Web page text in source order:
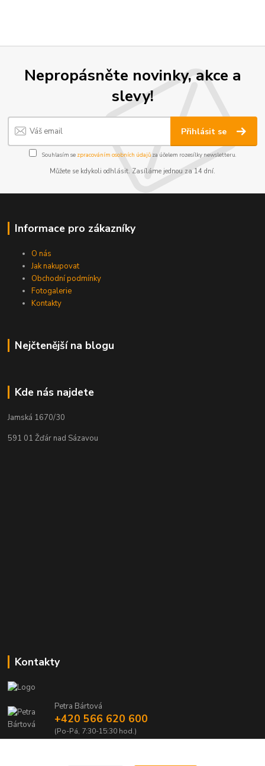
Nepropásněte novinky, akce a
slevy!
Přihlásit se
Souhlasím se zpracováním osobních údajůza účelem rozesílky newsletteru.
Můžete se kdykoli odhlásit. Zasíláme jednou za 14 dní.
Informace pro zákazníky
O nás
Jak nakupovat
Obchodní podmínky
Fotogalerie
Kontakty
Nejčtenější na blogu
Kde nás najdete
Jamská 1670/30
591 01 Žďár nad Sázavou
Kontakty
Petra Bártová
+420 566 620 600
(Po-Pá, 7:30-15:30 hod.)